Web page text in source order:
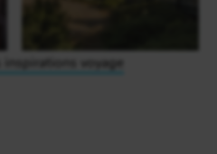
voyage